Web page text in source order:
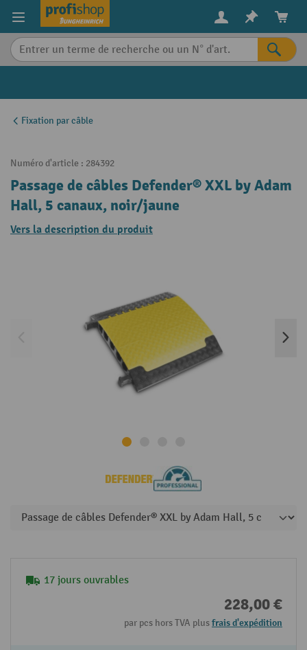
content
Fixation par câble
Numéro d'article : 284392
Passage de câbles Defender® XXL by Adam
Hall, 5 canaux, noir/jaune
Vers la description du produit
17 jours ouvrables
228,00 €
par pcs hors TVA plusfrais d'expédition